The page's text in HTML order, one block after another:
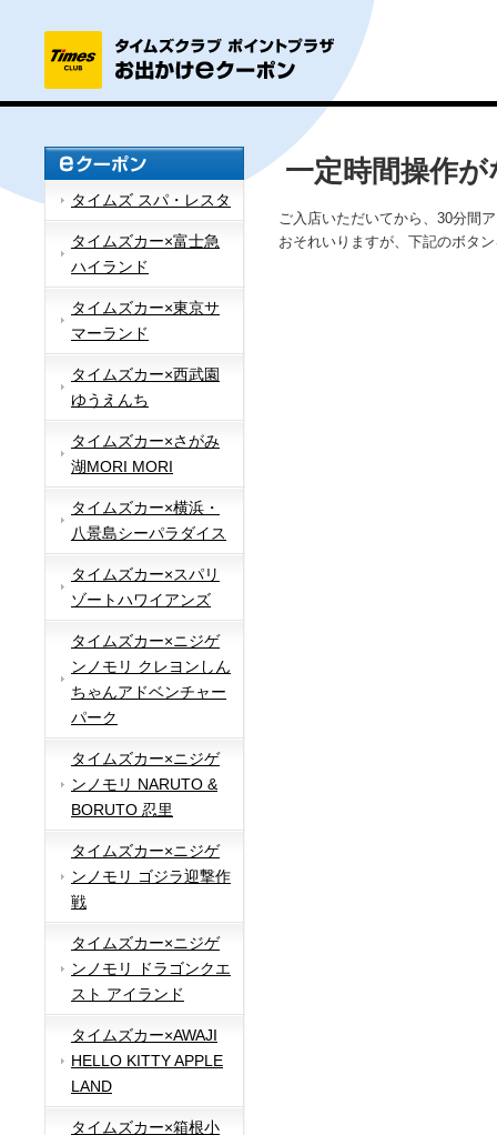
タイムズ スパ・レスタ
タイムズカー×富士急
ハイランド
タイムズカー×東京サ
マーランド
タイムズカー×西武園
ゆうえんち
タイムズカー×さがみ
湖MORI MORI
タイムズカー×横浜・
八景島シーパラダイス
タイムズカー×スパリ
ゾートハワイアンズ
タイムズカー×ニジゲ
ンノモリ クレヨンしん
ちゃんアドベンチャー
パーク
タイムズカー×ニジゲ
ンノモリ NARUTO &
BORUTO 忍里
タイムズカー×ニジゲ
ンノモリ ゴジラ迎撃作
戦
タイムズカー×ニジゲ
ンノモリ ドラゴンクエ
スト アイランド
タイムズカー×AWAJI
HELLO KITTY APPLE
LAND
タイムズカー×箱根小
一定時間操作
ご入店いただいてから、30分間
おそれいりますが、下記のボタ